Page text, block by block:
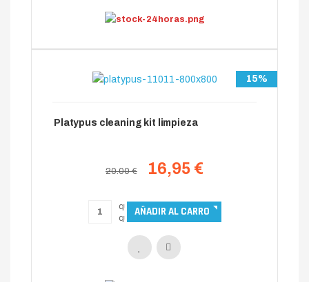
15%
Platypus cleaning kit limpieza
20.00 € 16,95 €